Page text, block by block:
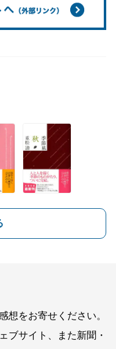
想をお寄せください。
ブサイト、また新聞・